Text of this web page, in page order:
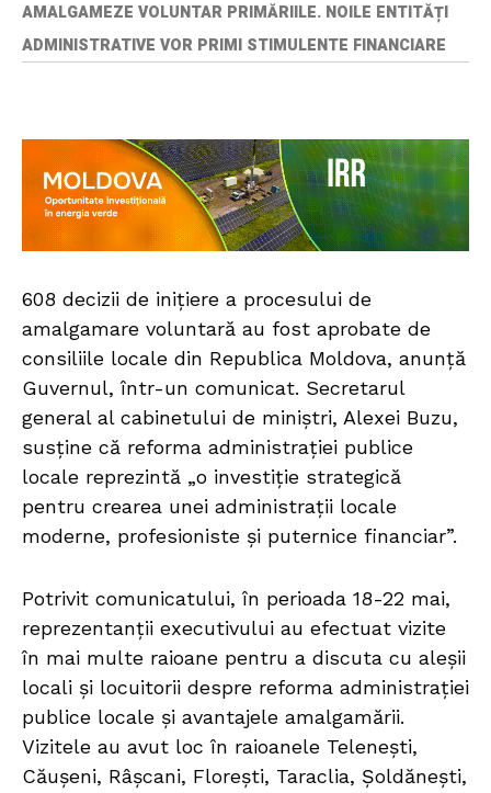
AMALGAMEZE VOLUNTAR PRIMĂRIILE. NOILE ENTITĂȚI
ADMINISTRATIVE VOR PRIMI STIMULENTE FINANCIARE
608 decizii de inițiere a procesului de
amalgamare voluntară au fost aprobate de
consiliile locale din Republica Moldova, anunță
Guvernul, într-un comunicat. Secretarul
general al cabinetului de miniștri, Alexei Buzu,
susține că reforma administrației publice
locale reprezintă „o investiție strategică
pentru crearea unei administrații locale
moderne, profesioniste și puternice financiar”.
Potrivit comunicatului, în perioada 18-22 mai,
reprezentanții executivului au efectuat vizite
în mai multe raioane pentru a discuta cu aleșii
locali și locuitorii despre reforma administrației
publice locale și avantajele amalgamării.
Vizitele au avut loc în raioanele Telenești,
Căușeni, Râșcani, Florești, Taraclia, Șoldănești,